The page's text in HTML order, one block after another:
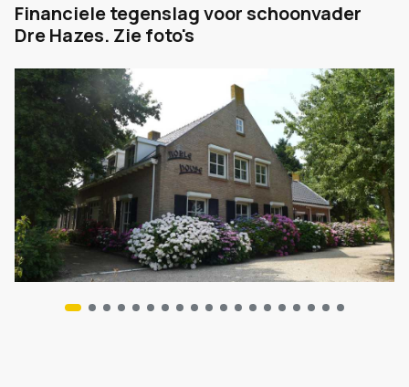
Financiele tegenslag voor schoonvader
Dre Hazes. Zie foto's